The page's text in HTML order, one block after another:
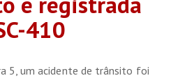
410
5, um acidente de trânsito foi